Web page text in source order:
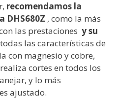
recomendamos la
DHS680Z , como la más
las prestaciones y su
las características de
con magnesio y cobre,
cortes en todos los
y lo más
ajustado.